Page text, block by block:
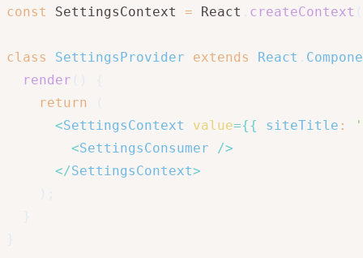
const SettingsContext = React createContext
class SettingsProvider extends React
render
return
<SettingsContext value={{ siteTitle :
<SettingsConsumer
/>
</SettingsContext>